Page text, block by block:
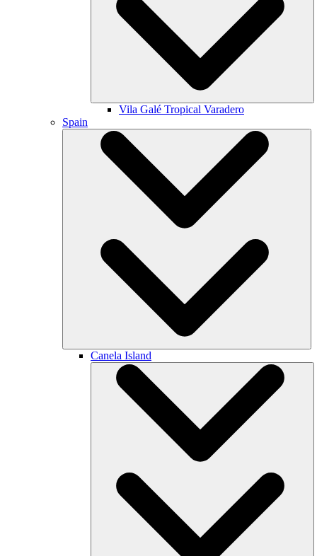
Vila Galé Tropical Varadero
Spain
Canela Island